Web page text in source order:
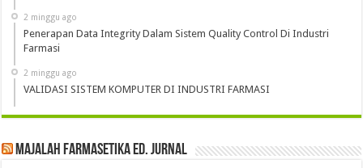
2 minggu ago
Penerapan Data Integrity Dalam Sistem Quality Control Di Industri
Farmasi
2 minggu ago
VALIDASI SISTEM KOMPUTER DI INDUSTRI FARMASI
Majalah Farmasetika Ed. Jurnal